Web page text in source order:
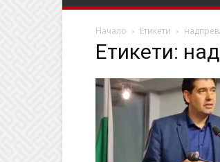
Начало Етикети
Етикети: